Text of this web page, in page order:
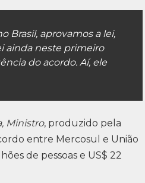
Brasil, aprovamos a lei,
ainda neste primeiro
do acordo. Aí, ele
Ministro, produzido pela
entre Mercosul e União
de pessoas e US$ 22